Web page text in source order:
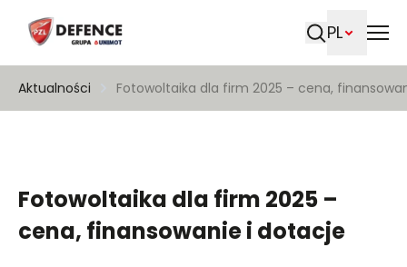
PL
Aktualności Fotowoltaika dla firm 2025 – cena,
Fotowoltaika dla firm 2025 –
cena, finansowanie i dotacje